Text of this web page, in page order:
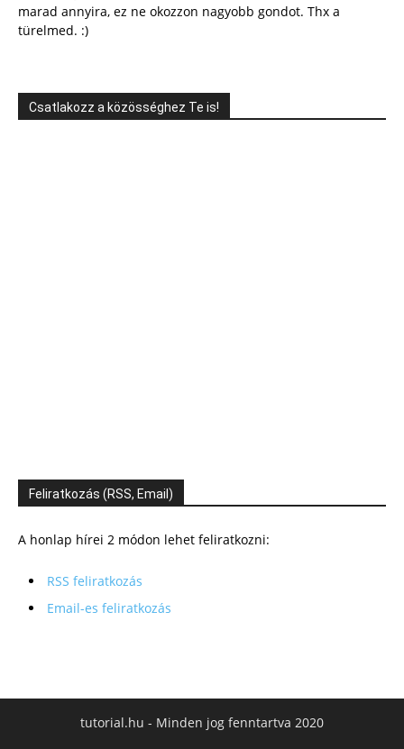
marad annyira, ez ne okozzon nagyobb gondot. Thx a
türelmed. :)
Csatlakozz a közösséghez Te is!
Feliratkozás (RSS, Email)
A honlap hírei 2 módon lehet feliratkozni:
RSS feliratkozás
Email-es feliratkozás
tutorial.hu - Minden jog fenntartva 2020